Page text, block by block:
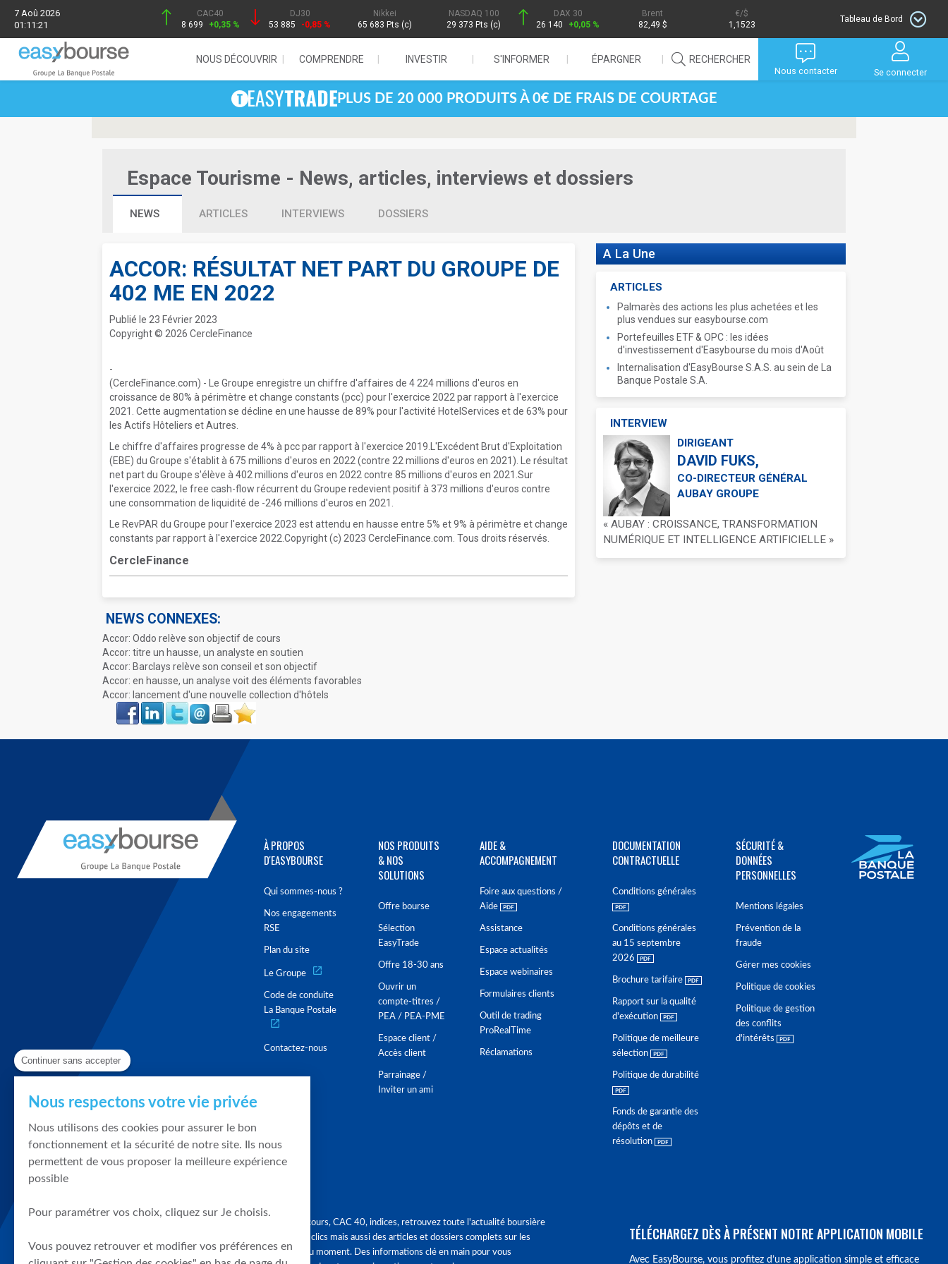
7 Aoû 2026
01:11:21
CAC40
8 699
+0,35 %
DJ30
53 885
-0,85 %
Nikkei
65 683 Pts (c)
NASDAQ 100
29 373 Pts (c)
DAX 30
26 140
+0,05 %
Brent
82,49 $
/$
1,1523
Tableau de Bord
NOUS DÉCOUVRIR COMPRENDRE INVESTIR S'INFORMER ÉPARGNER RECHERCHER
Nous contacter Se connecter
PLUS DE 20 000 PRODUITS À 0€ DE FRAIS DE COURTAGE
Espace Tourisme - News, articles, interviews et dossiers
NEWS ARTICLES INTERVIEWS DOSSIERS
ACCOR: RÉSULTAT NET PART DU GROUPE DE
402 ME EN 2022
Publié le 23 Février 2023
Copyright © 2026 CercleFinance
-
(CercleFinance.com) - Le Groupe enregistre un chiffre d'affaires de 4 224 millions d'euros en
croissance de 80% à périmètre et change constants (pcc) pour l'exercice 2022 par rapport à l'exercice
2021. Cette augmentation se décline en une hausse de 89% pour l'activité HotelServices et de 63% pour
les Actifs Hôteliers et Autres.
Le chiffre d'affaires progresse de 4% à pcc par rapport à l'exercice 2019.L'Excédent Brut d'Exploitation
(EBE) du Groupe s'établit à 675 millions d'euros en 2022 (contre 22 millions d'euros en 2021). Le résultat
net part du Groupe s'élève à 402 millions d'euros en 2022 contre 85 millions d'euros en 2021.Sur
l'exercice 2022, le free cash-flow récurrent du Groupe redevient positif à 373 millions d'euros contre
une consommation de liquidité de -246 millions d'euros en 2021.
Le RevPAR du Groupe pour l'exercice 2023 est attendu en hausse entre 5% et 9% à périmètre et change
constants par rapport à l'exercice 2022.Copyright (c) 2023 CercleFinance.com. Tous droits réservés.
CercleFinance
NEWS CONNEXES:
Accor: Oddo relève son objectif de cours
Accor: titre un hausse, un analyste en soutien
Accor: Barclays relève son conseil et son objectif
Accor: en hausse, un analyse voit des éléments favorables
Accor: lancement d'une nouvelle collection d'hôtels
Face
book
LinkIn Twitter Envoyer ImprimerFavoris
A La Une
ARTICLES
Palmarès des actions les plus achetées et les
plus vendues sur easybourse.com
Portefeuilles ETF & OPC : les idées
d'investissement d'Easybourse du mois d'Août
Internalisation d'EasyBourse S.A.S. au sein de La
Banque Postale S.A.
INTERVIEW
DIRIGEANT
DAVID FUKS,
CO-DIRECTEUR GÉNÉRAL
AUBAY GROUPE
« AUBAY : CROISSANCE, TRANSFORMATION
NUMÉRIQUE ET INTELLIGENCE ARTIFICIELLE »
À PROPOS
D'EASYBOURSE
Qui sommes-nous ?
Nos engagements
RSE
Plan du site
Le Groupe
Code de conduite
La Banque Postale
Contactez-nous
NOS PRODUITS
& NOS
SOLUTIONS
Offre bourse
Sélection
EasyTrade
Offre 18-30 ans
Ouvrir un
compte-titres /
PEA / PEA-PME
Espace client /
Accès client
Parrainage /
Inviter un ami
AIDE &
ACCOMPAGNEMENT
Foire aux questions /
Aide
Assistance
Espace actualités
Espace webinaires
Formulaires clients
Outil de trading
ProRealTime
Réclamations
DOCUMENTATION
CONTRACTUELLE
Conditions générales
Conditions générales
au 15 septembre
2026
Brochure tarifaire
Rapport sur la qualité
d'exécution
Politique de meilleure
sélection
Politique de durabilité
Fonds de garantie des
dépôts et de
résolution
SÉCURITÉ &
DONNÉES
PERSONNELLES
Mentions légales
Prévention de la
fraude
Gérer mes cookies
Politique de cookies
Politique de gestion
des conflits
d'intérêts
Graphique, cours, CAC 40, indices, retrouvez toute l'actualité boursière
en quelques clics mais aussi des articles et dossiers complets sur les
tendances du moment. Des informations clé en main pour vous
TÉLÉCHARGEZ DÈS À PRÉSENT NOTRE APPLICATION MOBILE
Avec EasyBourse, vous profitez d’une application simple et efficace
Continuer sans accepter
Nous respectons votre vie privée
Nous utilisons des cookies pour assurer le bon
fonctionnement et la sécurité de notre site. Ils nous
permettent de vous proposer la meilleure expérience
possible
Pour paramétrer vos choix, cliquez sur Je choisis.
Vous pouvez retrouver et modifier vos préférences en